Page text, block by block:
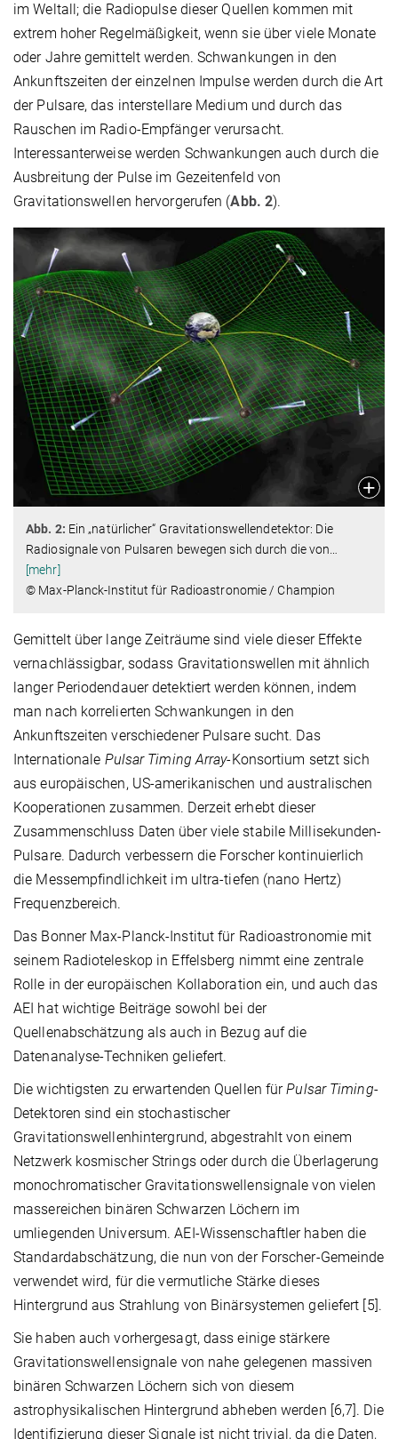
im Weltall; die Radiopulse dieser Quellen kommen mit
extrem hoher Regelmäßigkeit, wenn sie über viele Monate
oder Jahre gemittelt werden. Schwankungen in den
Ankunftszeiten der einzelnen Impulse werden durch die Art
der Pulsare, das interstellare Medium und durch das
Rauschen im Radio-Empfänger verursacht.
Interessanterweise werden Schwankungen auch durch die
Ausbreitung der Pulse im Gezeitenfeld von
Gravitationswellen hervorgerufen (Abb. 2).
Abb. 2: Ein „natürlicher“ Gravitationswellendetektor: Die
Radiosignale von Pulsaren bewegen sich durch die von
[mehr]
© Max-Planck-Institut für Radioastronomie / Champion
Gemittelt über lange Zeiträume sind viele dieser Effekte
vernachlässigbar, sodass Gravitationswellen mit ähnlich
langer Periodendauer detektiert werden können, indem
man nach korrelierten Schwankungen in den
Ankunftszeiten verschiedener Pulsare sucht. Das
Internationale Pulsar Timing Array-Konsortium setzt sich
aus europäischen, US-amerikanischen und australischen
Kooperationen zusammen. Derzeit erhebt dieser
Zusammenschluss Daten über viele stabile Millisekunden-
Pulsare. Dadurch verbessern die Forscher kontinuierlich
die Messempfindlichkeit im ultra-tiefen (nano Hertz)
Frequenzbereich.
Das Bonner Max-Planck-Institut für Radioastronomie mit
seinem Radioteleskop in Effelsberg nimmt eine zentrale
Rolle in der europäischen Kollaboration ein, und auch das
AEI hat wichtige Beiträge sowohl bei der
Quellenabschätzung als auch in Bezug auf die
Datenanalyse-Techniken geliefert.
Die wichtigsten zu erwartenden Quellen fürPulsar Timing-
Detektoren sind ein stochastischer
Gravitationswellenhintergrund, abgestrahlt von einem
Netzwerk kosmischer Strings oder durch die Überlagerung
monochromatischer Gravitationswellensignale von vielen
massereichen binären Schwarzen Löchern im
umliegenden Universum. AEI-Wissenschaftler haben die
Standardabschätzung, die nun von der Forscher-Gemeinde
verwendet wird, für die vermutliche Stärke dieses
Hintergrund aus Strahlung von Binärsystemen geliefert [5].
Sie haben auch vorhergesagt, dass einige stärkere
Gravitationswellensignale von nahe gelegenen massiven
binären Schwarzen Löchern sich von diesem
astrophysikalischen Hintergrund abheben werden [6,7]. Die
Identifizierung dieser Signale ist nicht trivial, da die Daten,